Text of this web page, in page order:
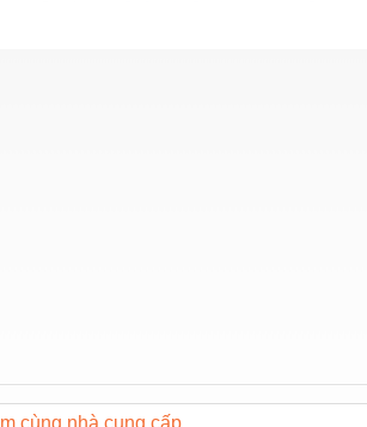
cùng nhà cung cấp